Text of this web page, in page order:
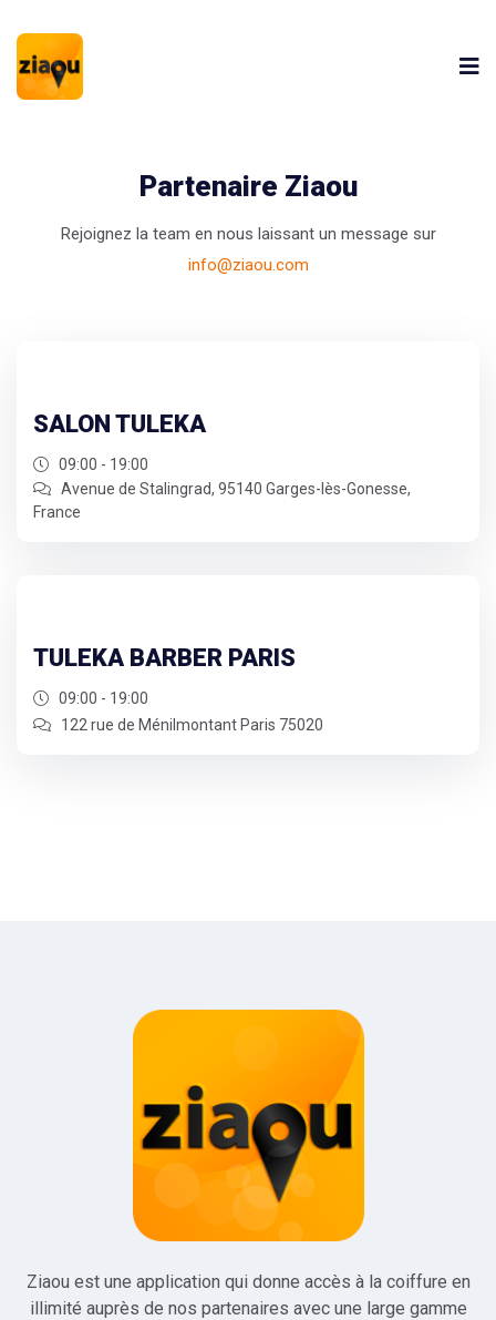
Partenaire Ziaou
Rejoignez la team en nous laissant un message sur
info@ziaou.com
SALON TULEKA
09:00 - 19:00
Avenue de Stalingrad, 95140 Garges-lès-Gonesse,
France
TULEKA BARBER PARIS
09:00 - 19:00
122 rue de Ménilmontant Paris 75020
Ziaou est une application qui donne accès à la coiffure en
illimité auprès de nos partenaires avec une large gamme